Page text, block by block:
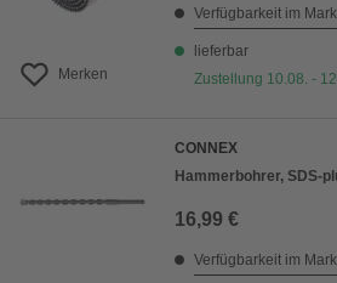
Merken
Verfügbarkeit im
lieferbar
Zustellung 10.08. -
CONNEX
Hammerbohrer, SDS-
16,99 €
Verfügbarkeit im